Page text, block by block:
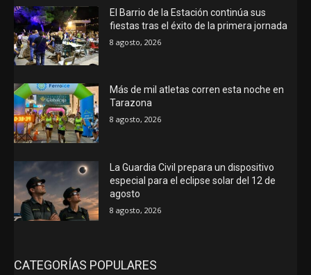
El Barrio de la Estación continúa sus
fiestas tras el éxito de la primera jornada
8 agosto, 2026
Más de mil atletas corren esta noche en
Tarazona
8 agosto, 2026
La Guardia Civil prepara un dispositivo
especial para el eclipse solar del 12 de
agosto
8 agosto, 2026
CATEGORÍAS POPULARES